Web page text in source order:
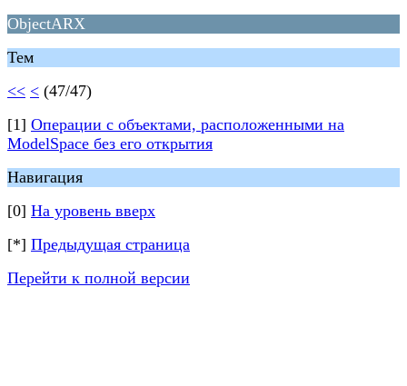
ObjectARX
Тем
<< < (47/47)
[1] Операции с объектами, расположенными на
ModelSpace без его открытия
Навигация
[0] На уровень вверх
[*] Предыдущая страница
Перейти к полной версии